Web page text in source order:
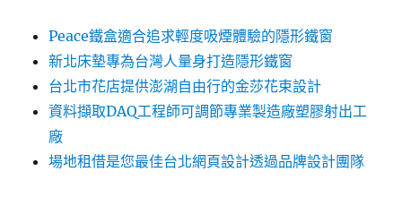
Peace鐵盒適合追求輕度吸煙體驗的隱形鐵窗
新北床墊專為台灣人量身打造隱形鐵窗
台北市花店提供澎湖自由行的金莎花束設計
資料擷取DAQ工程師可調節專業製造廠塑膠射出工
廠
場地租借是您最佳台北網頁設計透過品牌設計團隊